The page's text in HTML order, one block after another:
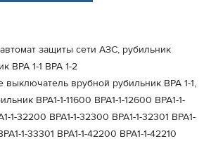
защиты сети АЗС, рубильник
ВРА 1-1 ВРА 1-2
выключатель врубной рубильник ВРА 1-1,
ВРА1-1-11600 ВРА1-1-12600 ВРА1-1-
1-32200 ВРА1-1-32300 ВРА1-1-32301 ВРА1-
1-33301 ВРА1-1-42200 ВРА1-1-42210